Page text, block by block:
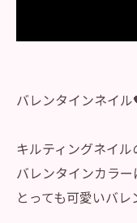
バレンタインネイル
キルティングネイル
バレンタインカラ
とっても可愛いバ